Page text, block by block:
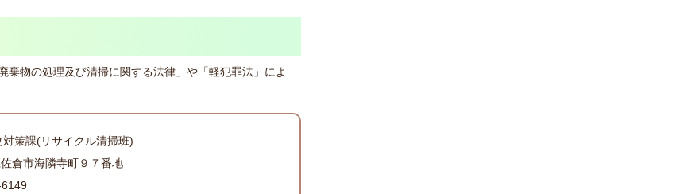
物の処理及び清掃に関する法律」や「軽犯罪法」によ
策課(リサイクル清掃班)
倉市海隣寺町９７番地